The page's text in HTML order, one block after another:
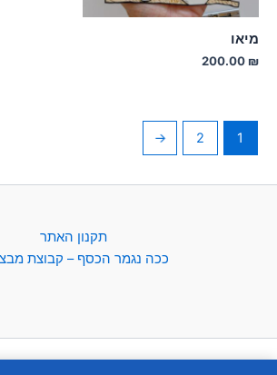
מיאו
200.00 ₪
1
2
←
תקנון האתר
ככה נגמר הכסף – קבוצת